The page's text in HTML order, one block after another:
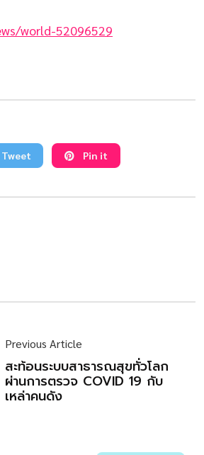
world-52096529
Tweet Pin it
Previous Article
สะท้อนระบบสาธารณสุขทั่วโลก
ผ่านการตรวจ COVID 19 กับ
เหล่าคนดัง